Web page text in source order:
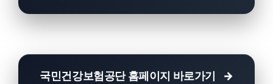
국민건강보험공단 홈페이지 바로가기